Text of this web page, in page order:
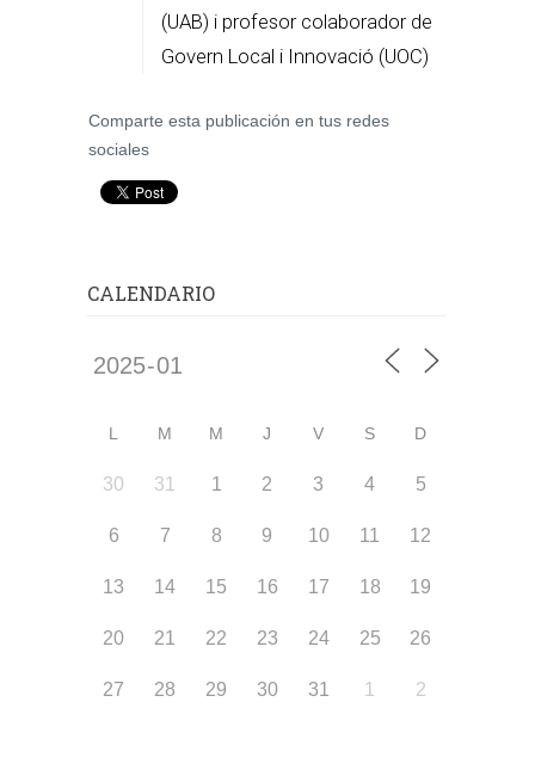
(UAB) i profesor colaborador de
Govern Local i Innovació (UOC)
Comparte esta publicación en tus redes
sociales
CALENDARIO
L M M J V S D
30 31 1 2 3 4 5
6 7 8 9 10 11 12
13 14 15 16 17 18 19
20 21 22 23 24 25 26
27 28 29 30 31 1 2